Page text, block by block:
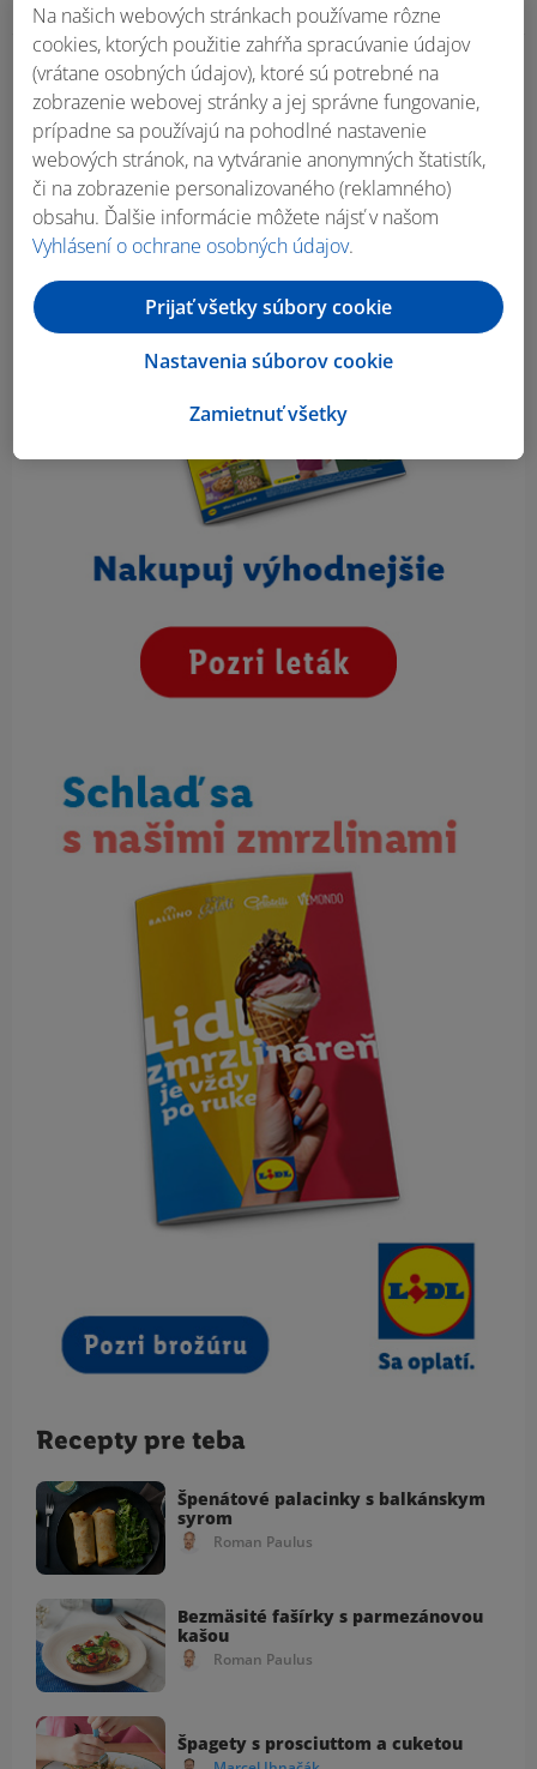
Obsah bočného panela
Recepty pre teba
Špenátové palacinky s balkánskym
syrom
Roman Paulus
Bezmäsité fašírky s parmezánovou
kašou
Roman Paulus
Špagety s prosciuttom a cuketou
Na našich webových stránkach používame rôzne
cookies, ktorých použitie zahŕňa spracúvanie údajov
(vrátane osobných údajov), ktoré sú potrebné na
zobrazenie webovej stránky a jej správne fungovanie,
prípadne sa používajú na pohodlné nastavenie
webových stránok, na vytváranie anonymných štatistík,
či na zobrazenie personalizovaného (reklamného)
obsahu. Ďalšie informácie môžete nájsť v našom
Vyhlásení o ochrane osobných údajov.
Zamietnuť všetky
Nastavenia súborov cookie
Prijať všetky súbory cookie